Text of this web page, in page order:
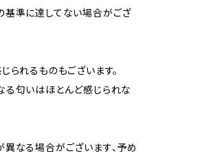
準に達してない場合がござ
れるものもございます。
匂いはほとんど感じられな
なる場合がございます、予め